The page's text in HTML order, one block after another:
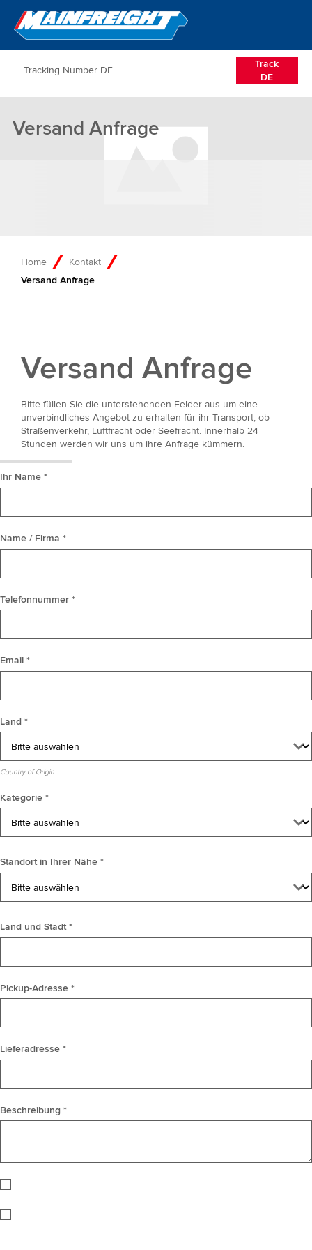
Go to Home
Track
DE
Versand Anfrage
Home
Kontakt
Versand Anfrage
Versand Anfrage
Bitte füllen Sie die unterstehenden Felder aus um eine
unverbindliches Angebot zu erhalten für ihr Transport, ob
Straßenverkehr, Luftfracht oder Seefracht. Innerhalb 24
Stunden werden wir uns um ihre Anfrage kümmern.
Ihr Name *
Name / Firma *
Telefonnummer *
Email *
Land *
Country of Origin
Kategorie *
Standort in Ihrer Nähe *
Land und Stadt *
Pickup-Adresse *
Lieferadresse *
Beschreibung *